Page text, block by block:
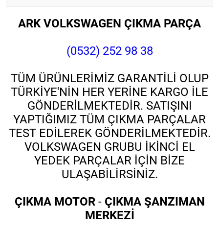
ARK VOLKSWAGEN ÇIKMA PARÇA
(0532) 252 98 38
TÜM ÜRÜNLERİMİZ GARANTİLİ OLUP
TÜRKİYE'NİN HER YERİNE KARGO İLE
GÖNDERİLMEKTEDİR. SATIŞINI
YAPTIĞIMIZ TÜM ÇIKMA PARÇALAR
TEST EDİLEREK GÖNDERİLMEKTEDİR.
VOLKSWAGEN GRUBU İKİNCİ EL
YEDEK PARÇALAR İÇİN BİZE
ULAŞABİLİRSİNİZ.
ÇIKMA MOTOR- ÇIKMA ŞANZIMAN
MERKEZİ